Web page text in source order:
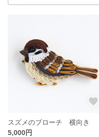
スズメのブローチ 横向き
5,000円